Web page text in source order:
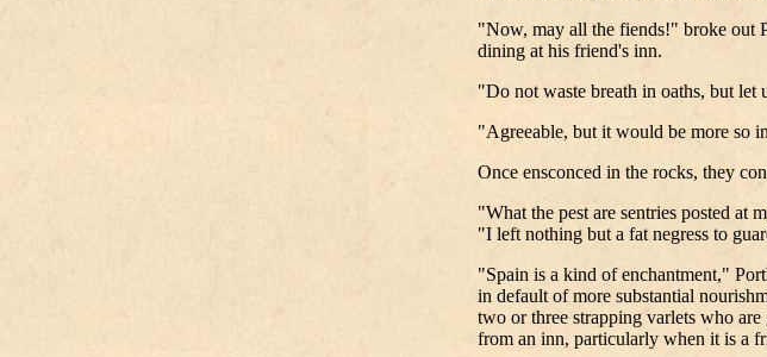
"Now, may all the fiends!" broke out
dining at his friend's inn.
"Do not waste breath in oaths, but let
"Agreeable, but it would be more so
Once ensconced in the rocks, they
"What the pest are sentries posted at
"I left nothing but a fat negress to
"Spain is a kind of enchantment,"
in default of more substantial
two or three strapping varlets who
from an inn, particularly when it is a